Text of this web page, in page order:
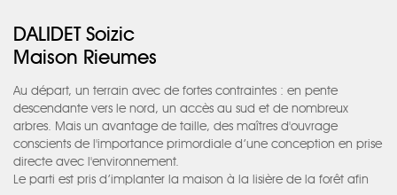
DALIDET Soizic
Maison Rieumes
Au départ, un terrain avec de fortes contraintes : en pente
descendante vers le nord, un accès au sud et de nombreux
arbres. Mais un avantage de taille, des maîtres d'ouvrage
conscients de l'importance primordiale d’une conception en prise
directe avec l'environnement.
Le parti est pris d’implanter la maison à la lisière de la forêt afin